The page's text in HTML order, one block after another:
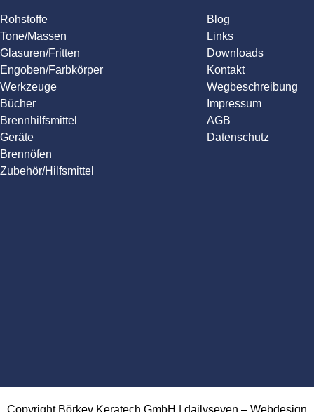
Rohstoffe
Tone/Massen
Glasuren/Fritten
Engoben/Farbkörper
Werkzeuge
Bücher
Brennhilfsmittel
Geräte
Brennöfen
Zubehör/Hilfsmittel
Blog
Links
Downloads
Kontakt
Wegbeschreibung
Impressum
AGB
Datenschutz
Copyright Börkey Keratech GmbH | dailyseven – Webdesign